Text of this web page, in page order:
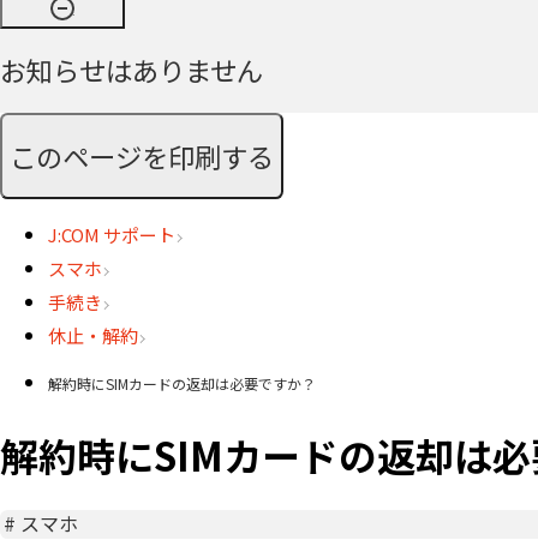
お知らせはありません
このページを印刷する
J:COM サポート
スマホ
手続き
休止・解約
解約時にSIMカードの返却は必要ですか？
解約時にSIMカードの返却は
# スマホ